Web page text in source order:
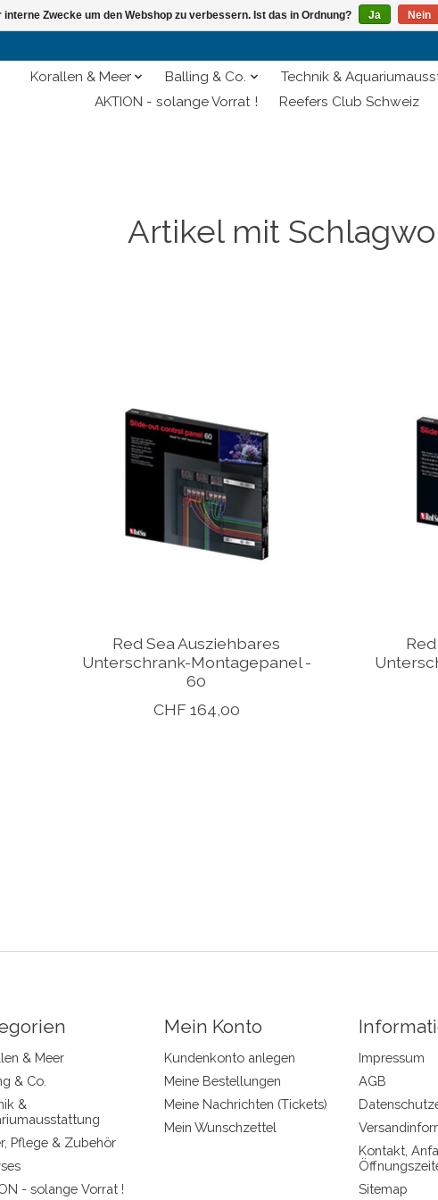
Korallen & Meer Balling & Co. Technik &
AKTION - solange Vorrat !
Reefers Club Schweiz
Artikel mit
Red Sea Ausziehbares
Unterschrank-Montagepanel -
60
CHF 164,00
& Meer
& Co.
&
Pflege & Zubehör
- solange Vorrat !
Mein Konto
Kundenkonto anlegen
Meine Bestellungen
Meine Nachrichten (Tickets)
Mein Wunschzettel
Impressum
AGB
Kontakt,
Sitemap
Zwecke um den Webshop zu verbessern. Ist das in Ordnung? Ja Nein